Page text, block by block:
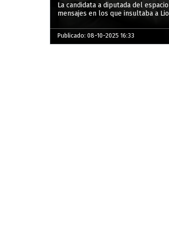
La candidata a diputada del
mensajes en los que insultaba a
Publicado: 08-10-2025 16:33